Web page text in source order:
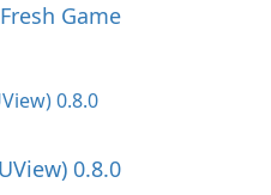
Game
0.8.0